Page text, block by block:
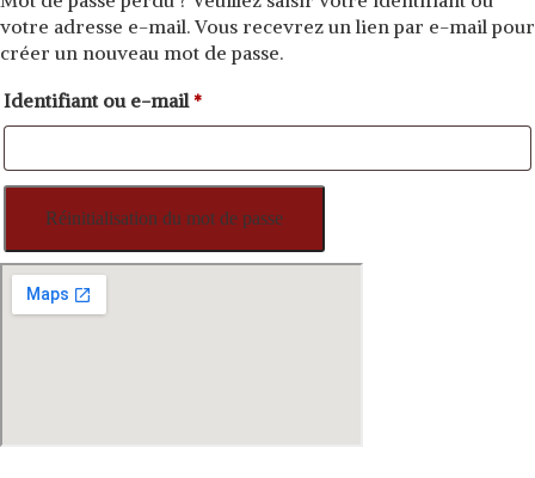
votre adresse e-mail. Vous recevrez un lien par e-mail pour
créer un nouveau mot de passe.
Identifiant ou e-mail *
Réinitialisation du mot de passe